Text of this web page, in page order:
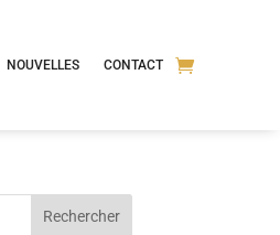
NOUVELLES CONTACT
Rechercher